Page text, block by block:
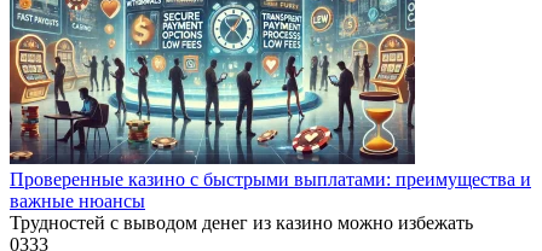
Проверенные казино с быстрыми выплатами: преимущества и
важные нюансы
Трудностей с выводом денег из казино можно избежать
0333